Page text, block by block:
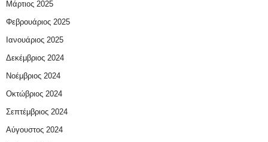
Μάρτιος 2025
Φεβρουάριος 2025
Ιανουάριος 2025
Δεκέμβριος 2024
Νοέμβριος 2024
Οκτώβριος 2024
Σεπτέμβριος 2024
Αύγουστος 2024